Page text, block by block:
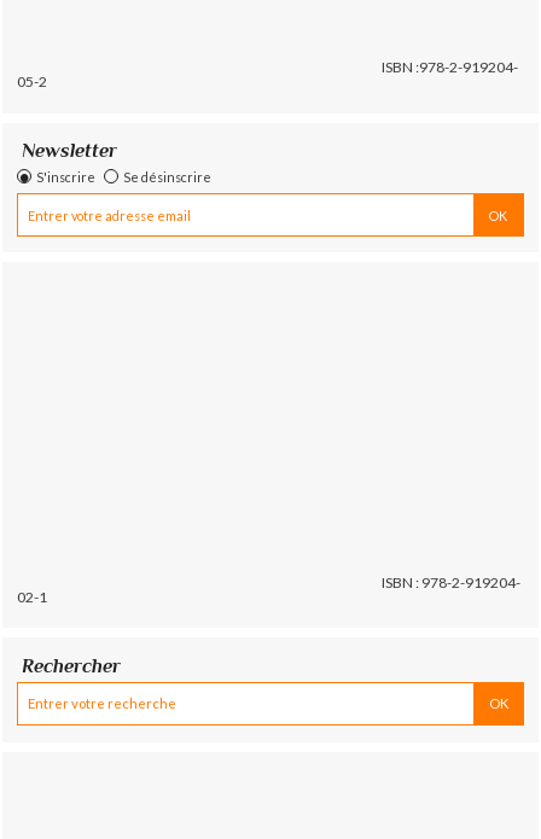
ISBN :978-2-919204-
05-2
Newsletter
S'inscrire Se désinscrire
ISBN : 978-2-919204-
02-1
Rechercher